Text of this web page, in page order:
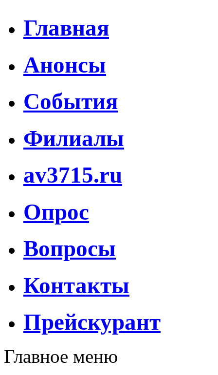
Главная
Анонсы
События
Филиалы
av3715.ru
Опрос
Вопросы
Контакты
Прейскурант
Главное меню